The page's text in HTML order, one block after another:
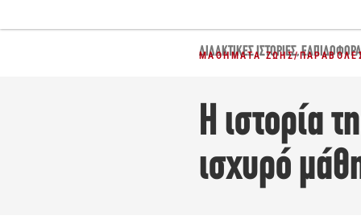
ΔΙΔΑΚΤΙΚΈΣ ΙΣΤΟΡΊΕΣ,ΕΛΠΙΔΟΦΌΡΑ
ΜΑΘΉΜΑΤΑ ΖΩΉΣ/
Η ιστορία
ισχυρό